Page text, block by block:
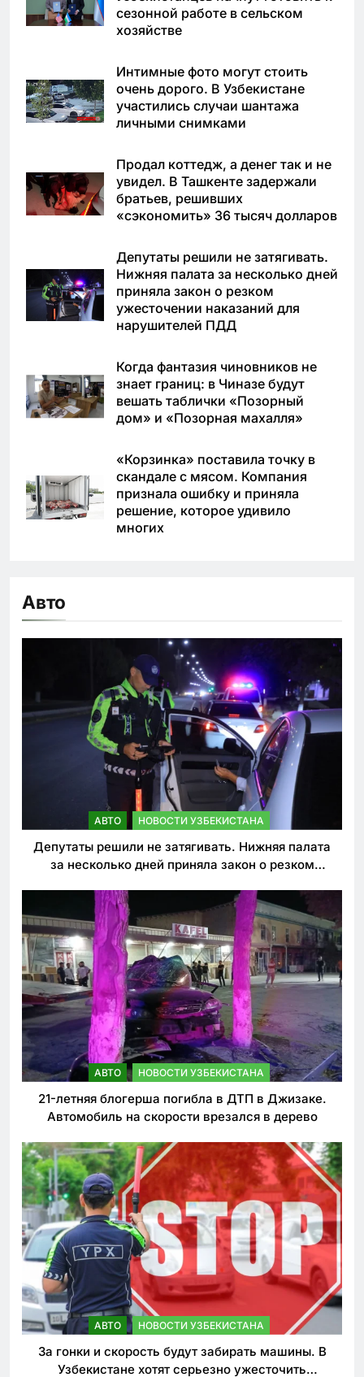
сезонной работе в сельском
хозяйстве
Интимные фото могут стоить
очень дорого. В Узбекистане
участились случаи шантажа
личными снимками
Продал коттедж, а денег так и не
увидел. В Ташкенте задержали
братьев, решивших
«сэкономить» 36 тысяч долларов
Депутаты решили не затягивать.
Нижняя палата за несколько дней
приняла закон о резком
ужесточении наказаний для
нарушителей ПДД
Когда фантазия чиновников не
знает границ: в Чиназе будут
вешать таблички «Позорный
дом» и «Позорная махалля»
«Корзинка» поставила точку в
скандале с мясом. Компания
признала ошибку и приняла
решение, которое удивило
многих
Авто
АВТО НОВОСТИ УЗБЕКИСТАНА
Депутаты решили не затягивать. Нижняя палата
за несколько дней приняла закон о резком
АВТО НОВОСТИ УЗБЕКИСТАНА
21-летняя блогерша погибла в ДТП в Джизаке.
Автомобиль на скорости врезался в дерево
АВТО НОВОСТИ УЗБЕКИСТАНА
За гонки и скорость будут забирать машины. В
Узбекистане хотят серьезно ужесточить